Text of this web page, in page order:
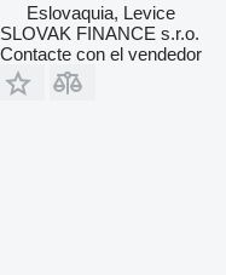
Eslovaquia, Levice
SLOVAK FINANCE s.r.o.
Contacte con el vendedor